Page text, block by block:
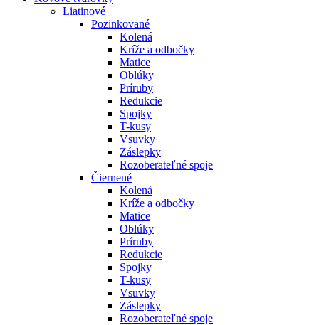
Liatinové
Pozinkované
Kolená
Kríže a odbočky
Matice
Oblúky
Príruby
Redukcie
Spojky
T-kusy
Vsuvky
Záslepky
Rozoberateľné spoje
Čiernené
Kolená
Kríže a odbočky
Matice
Oblúky
Príruby
Redukcie
Spojky
T-kusy
Vsuvky
Záslepky
Rozoberateľné spoje